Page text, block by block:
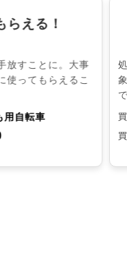
らえる！
放すことに。大事
使ってもらえるこ
用自転車